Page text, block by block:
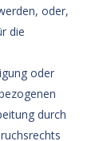
oder,
die
oder
durch